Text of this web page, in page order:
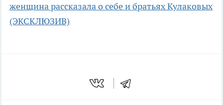
женщина рассказала о себе и братьях Кулаковых
(ЭКСКЛЮЗИВ)